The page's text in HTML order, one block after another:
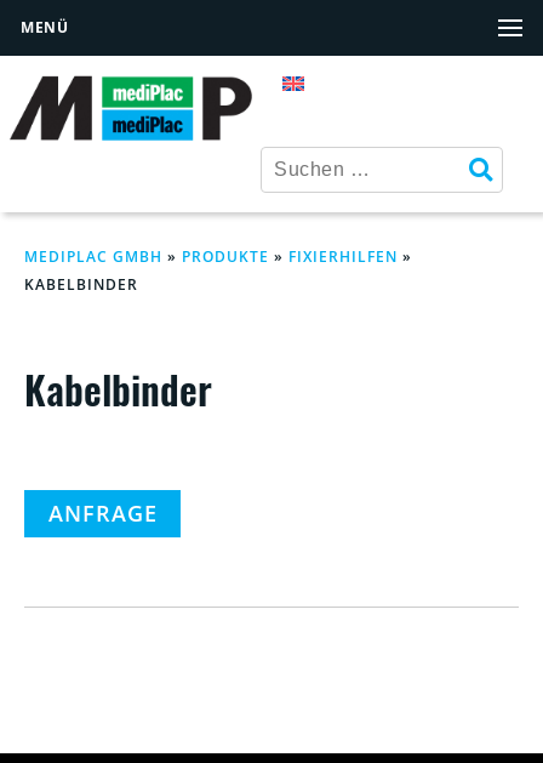
MENÜ
MEDIPLAC GMBH » PRODUKTE » FIXIERHILFEN »
KABELBINDER
Kabelbinder
ANFRAGE